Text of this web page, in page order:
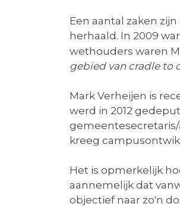
Een aantal zaken
herhaald. In 2009
wethouders waren
gebied van cradle to
Mark Verheijen is
werd in 2012
gemeentesecretaris/
kreeg
Het is opmerkelijk
aannemelijk dat
objectief naar zo'n